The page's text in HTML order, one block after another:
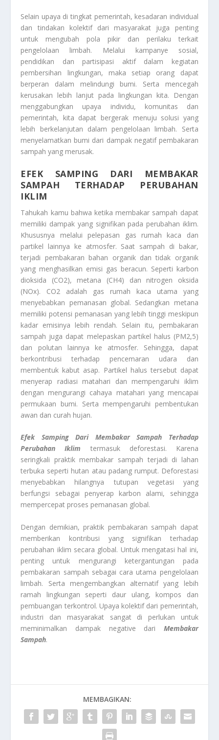
Selain upaya di tingkat pemerintah, kesadaran individual
dan tindakan kolektif dari masyarakat juga penting
untuk mengubah pola pikir dan perilaku terkait
pengelolaan limbah. Melalui kampanye sosial,
pendidikan dan partisipasi aktif dalam kegiatan
pembersihan lingkungan, maka setiap orang dapat
berperan dalam melindungi bumi. Serta mencegah
kerusakan lebih lanjut pada lingkungan kita. Dengan
menggabungkan upaya individu, komunitas dan
pemerintah, kita dapat bergerak menuju solusi yang
lebih berkelanjutan dalam pengelolaan limbah. Serta
menyelamatkan bumi dari dampak negatif pembakaran
sampah yang merusak.
EFEK SAMPING DARI MEMBAKAR
SAMPAH TERHADAP PERUBAHAN
IKLIM
Tahukah kamu bahwa ketika membakar sampah dapat
memiliki dampak yang signifikan pada perubahan iklim.
Khususnya melalui pelepasan gas rumah kaca dan
partikel lainnya ke atmosfer. Saat sampah di bakar,
terjadi pembakaran bahan organik dan tidak organik
yang menghasilkan emisi gas beracun. Seperti karbon
dioksida (CO2), metana (CH4) dan nitrogen oksida
(NOx). CO2 adalah gas rumah kaca utama yang
menyebabkan pemanasan global. Sedangkan metana
memiliki potensi pemanasan yang lebih tinggi meskipun
kadar emisinya lebih rendah. Selain itu, pembakaran
sampah juga dapat melepaskan partikel halus (PM2,5)
dan polutan lainnya ke atmosfer. Sehingga, dapat
berkontribusi terhadap pencemaran udara dan
membentuk kabut asap. Partikel halus tersebut dapat
menyerap radiasi matahari dan mempengaruhi iklim
dengan mengurangi cahaya matahari yang mencapai
permukaan bumi. Serta mempengaruhi pembentukan
awan dan curah hujan.
Efek Samping Dari Membakar Sampah Terhadap
Perubahan Iklim termasuk deforestasi. Karena
seringkali praktik membakar sampah terjadi di lahan
terbuka seperti hutan atau padang rumput. Deforestasi
menyebabkan hilangnya tutupan vegetasi yang
berfungsi sebagai penyerap karbon alami, sehingga
mempercepat proses pemanasan global.
Dengan demikian, praktik pembakaran sampah dapat
memberikan kontribusi yang signifikan terhadap
perubahan iklim secara global. Untuk mengatasi hal ini,
penting untuk mengurangi ketergantungan pada
pembakaran sampah sebagai cara utama pengelolaan
limbah. Serta mengembangkan alternatif yang lebih
ramah lingkungan seperti daur ulang, kompos dan
pembuangan terkontrol. Upaya kolektif dari pemerintah,
industri dan masyarakat sangat di perlukan untuk
meminimalkan dampak negative dari Membakar
Sampah.
MEMBAGIKAN: